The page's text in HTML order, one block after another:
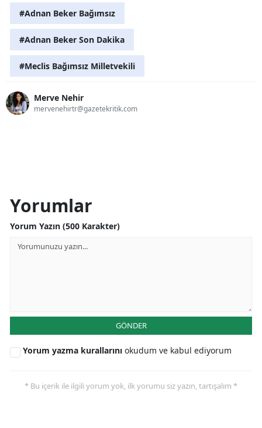
#Adnan Beker Bağımsız
#Adnan Beker Son Dakika
#Meclis Bağımsız Milletvekili
Merve Nehir
mervenehirtr@gazetekritik.com
Yorumlar
Yorum Yazın (500 Karakter)
GÖNDER
Yorum yazma kurallarını okudum ve kabul ediyorum
* Bu içerik ile ilgili yorum yok, ilk yorumu siz yazın, tartışalım *